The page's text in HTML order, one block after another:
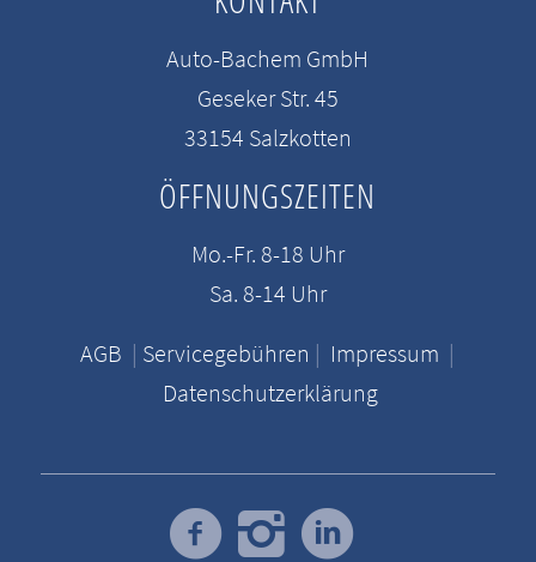
Auto-Bachem GmbH
Geseker Str. 45
33154 Salzkotten
ÖFFNUNGSZEITEN
Mo.-Fr. 8-18 Uhr
Sa. 8-14 Uhr
AGB | Servicegebühren | Impressum |
Datenschutzerklärung